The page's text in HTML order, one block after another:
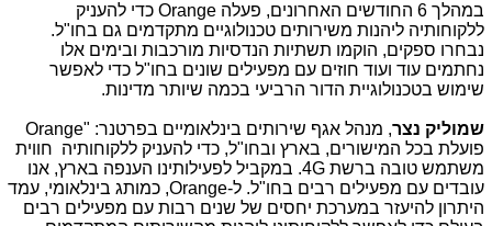
במהלך 6 החודשים האחרונים, פעלה Orange כדי להעניק
ללקוחותיה ליהנות משירותים טכנולוגיים מתקדמים גם בחו"ל.
נבחרו ספקים, הוקמו תשתיות הנדסיות מורכבות ובימים אלו
נחתמים עוד ועוד חוזים עם מפעילים שונים בחו"ל כדי לאפשר
שימוש בטכנולוגיית הדור הרביעי בכמה שיותר מדינות.
שמוליק נצר, מנהל אגף שירותים בינלאומיים בפרטנר: "Orange
פועלת בכל המישורים, בארץ ובחו"ל, כדי להעניק ללקוחותיה חווית
משתמש טובה ברשת 4G. במקביל לפעילותינו הענפה בארץ, אנו
עובדים עם מפעילים רבים בחו"ל. ל-Orange, כמותג בינלאומי, עמד
היתרון להיעזר במערכת יחסים של שנים רבות עם מפעילים רבים